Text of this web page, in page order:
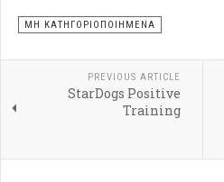
ΜΗ ΚΑΤΗΓΟΡΙΟΠΟΙΗΜΈΝΑ
PREVIOUS ARTICLE
StarDogs Positive
Training